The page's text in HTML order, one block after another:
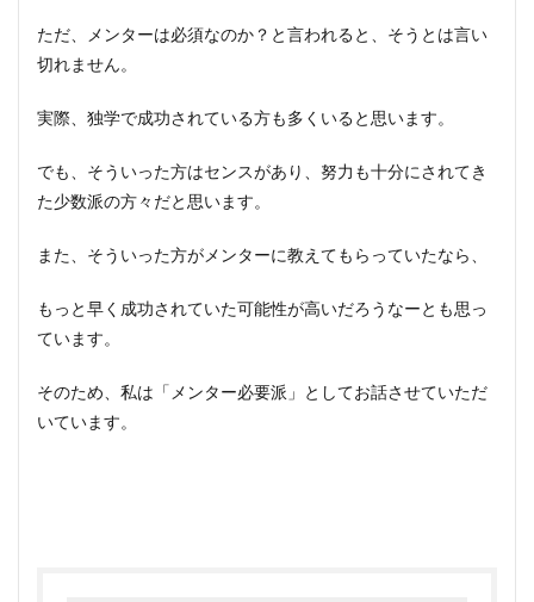
ただ、メンターは必須なのか？と言われると、そうとは言い
切れません。
実際、独学で成功されている方も多くいると思います。
でも、そういった方はセンスがあり、努力も十分にされてき
た少数派の方々だと思います。
また、そういった方がメンターに教えてもらっていたなら、
もっと早く成功されていた可能性が高いだろうなーとも思っ
ています。
そのため、私は「メンター必要派」としてお話させていただ
いています。